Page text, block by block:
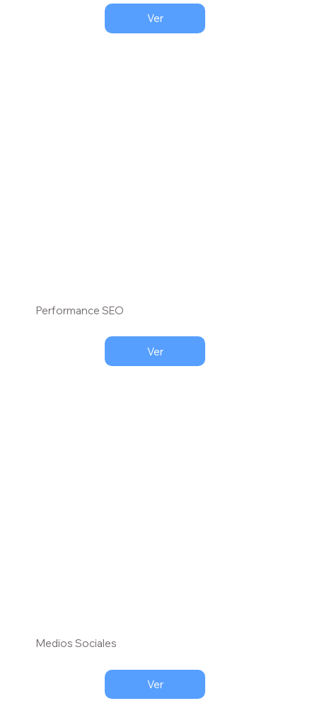
Ver
Performance SEO
Ver
Medios Sociales
Ver